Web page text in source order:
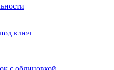
ключ
с облицовкой